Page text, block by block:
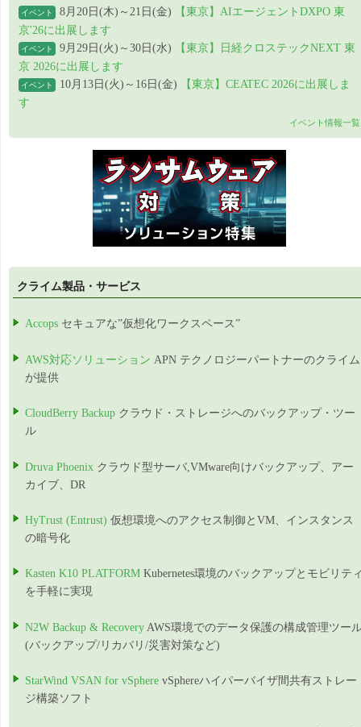
イベント 8月20日(木)～21日(金)
【東京】AIエージェントDXPO 東
京'26に出展します
イベント 9月29日(火)～30日(水)
【東京】日経クロステックNEXT 東
京 2026に出展します
イベント 10月13日(火)～16日(金)
【東京】CEATEC 2026に出展しま
す
イベント情報一覧
クライム製品・サービス
Accops セキュアな”仮想化ワークスペース”
AWS対応ソリューション APN テクノロジーパートナーのクライム
が提供
CloudBerry Backup クラウド・ストレージへのバックアップ・ツー
ル
Druva Phoenix クラウド型サーバ,VMware向けバックアップ、アー
カイブ、DR
HyTrust (Entrust) 仮想環境へのアクセス制御とVM、インスタンス
の暗号化
Kasten K10 PLATFORM Kubernetes環境のバックアップとモビリテ
を手軽に実現
N2W Backup & Recovery AWS環境でのデータ保護の構成管理ツー
(バックアップ/リカバリ/災害対策など)
StarWind VSAN for vSphere vSphereハイパーバイザ間共有ストレー
ジ構築ソフト